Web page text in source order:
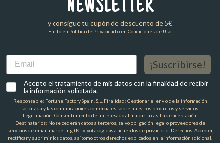
NEWSLETTER
y consigue tu cupón de descuento de 5€
+ info en Política de Privacidad o en Condiciones de Uso
Email
¡Suscribirse!
Acepto el tratamiento de mis datos con la finalidad de recibir
la información solicitada.
Responsable: Fortune Factory Spain, S.L. Finalidad: Gestionar el envío de la información
solicitada y las comunicaciones comerciales sobre nuestros productos y servicios.
Legitimación: Consentimiento del interesado al marcar la casilla de aceptación.
Destinatarios: No se cederán datos a terceros, salvo obligación legal o proveedores de
servicios de email marketing (Klaviyo) acogidos a acuerdos de privacidad. Derechos: Acceder,
rectificar y suprimir los datos, así como otros derechos explicados en la información adicional.